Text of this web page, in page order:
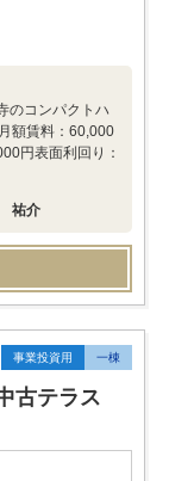
のコンパクトハ
額賃料：60,000
円表面利回り：
祐介
事業投資用 一棟
古テラス